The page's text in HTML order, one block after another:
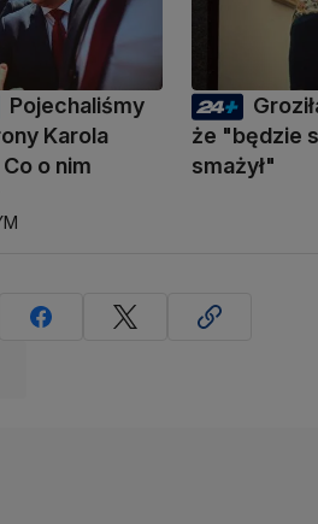
Pojechaliśmy
Karola
o nim
że "będzie
smażył"